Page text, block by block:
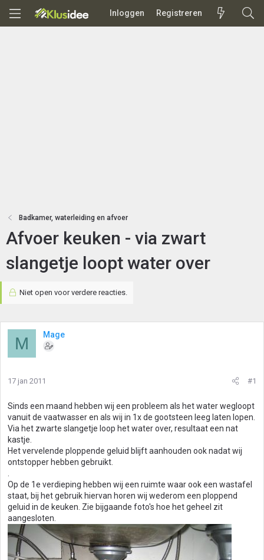
Inloggen Registreren
Badkamer, waterleiding en afvoer
Afvoer keuken - via zwart
slangetje loopt water over
Niet open voor verdere reacties.
M Mage
17 jan 2011 #1
Sinds een maand hebben wij een probleem als het water wegloopt
vanuit de vaatwasser en als wij in 1x de gootsteen leeg laten lopen.
Via het zwarte slangetje loop het water over, resultaat een nat
kastje.
Het vervelende ploppende geluid blijft aanhouden ook nadat wij
ontstopper hebben gebruikt.
Op de 1e verdieping hebben wij een ruimte waar ook een wastafel
staat, bij het gebruik hiervan horen wij wederom een ploppend
geluid in de keuken. Zie bijgaande foto's hoe het geheel zit
aangesloten.